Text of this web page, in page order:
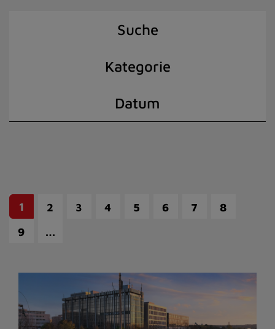
Suche
Kategorie
Datum
1 2 3 4 5 6 7
8
9
…